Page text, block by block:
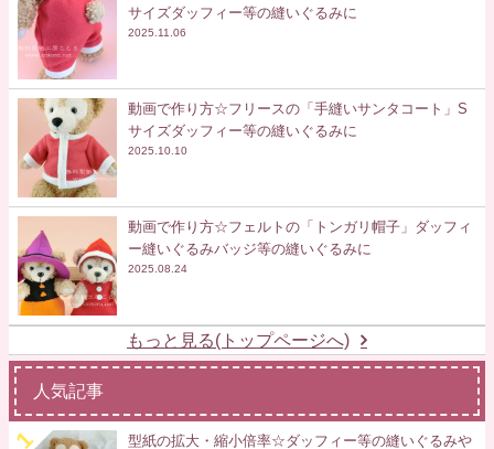
サイズダッフィー等の縫いぐるみに
2025.11.06
動画で作り方☆フリースの「手縫いサンタコート」S
サイズダッフィー等の縫いぐるみに
2025.10.10
動画で作り方☆フェルトの「トンガリ帽子」ダッフィ
ー縫いぐるみバッジ等の縫いぐるみに
2025.08.24
もっと見る(トップページへ)
人気記事
型紙の拡大・縮小倍率☆ダッフィー等の縫いぐるみや